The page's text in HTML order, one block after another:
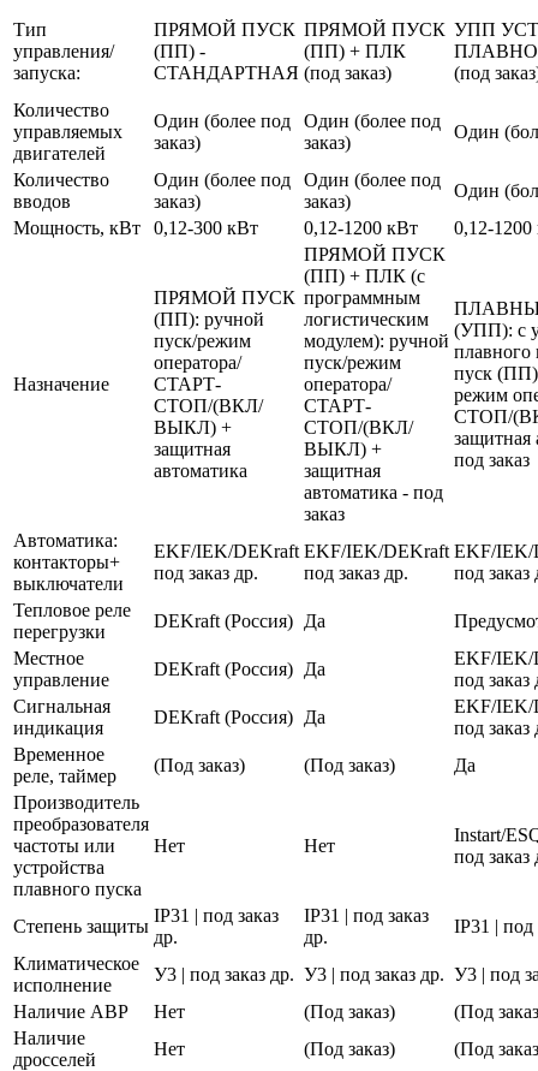
Тип
управления/
запуска:
ПРЯМОЙ ПУСК
(ПП) -
СТАНДАРТНАЯ
ПРЯМОЙ ПУСК
(ПП) + ПЛК
(под заказ)
УПП
(под
Количество
управляемых
двигателей
Один (более под
заказ)
Один (более под
заказ)
Один
Количество
вводов
Один (более под
заказ)
Один (более под
заказ)
Один
Мощность, кВт
0,12-300 кВт 0,12-1200 кВт 0,12-1200
Назначение
ПРЯМОЙ ПУСК
(ПП): ручной
пуск/режим
оператора/
СТАРТ-
СТОП/(ВКЛ/
ВЫКЛ) +
защитная
автоматика
ПРЯМОЙ ПУСК
(ПП) + ПЛК (с
программным
логистическим
модулем): ручной
пуск/режим
оператора/
СТАРТ-
СТОП/(ВКЛ/
ВЫКЛ) +
защитная
автоматика - под
заказ
(УПП): с
плавного
пуск
режим
СТОП/
защитная
под заказ
Автоматика:
контакторы+
выключатели
EKF/IEK/DEKraft
под заказ др.
EKF/IEK/DEKraft
под заказ др.
EKF/IEK/
под заказ
Тепловое реле
перегрузки
DEKraft (Россия) Да
Местное
управление
DEKraft (Россия) Да
EKF/IEK/
под заказ
Сигнальная
индикация
DEKraft (Россия) Да
EKF/IEK/
под заказ
Временное
реле, таймер
(Под заказ) (Под заказ)
Да
Производитель
преобразователя
частоты или
устройства
плавного пуска
Нет Нет
Instart/
под заказ
Степень защиты
IP31 | под заказ
др.
IP31 | под заказ
др.
IP31 | под
Климатическое
исполнение
У3 | под заказ др. У3 | под заказ др. У3 | под
Наличие АВР
Нет (Под заказ)
(Под
Наличие
дросселей
Нет (Под заказ)
(Под